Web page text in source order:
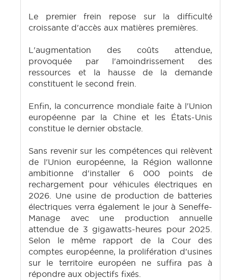
Le premier frein repose sur la difficulté
croissante d'accès aux matières premières.
L'augmentation des coûts attendue,
provoquée par l'amoindrissement des
ressources et la hausse de la demande
constituent le second frein.
Enfin, la concurrence mondiale faite à l'Union
européenne par la Chine et les États-Unis
constitue le dernier obstacle.
Sans revenir sur les compétences qui relèvent
de l'Union européenne, la Région wallonne
ambitionne d'installer 6 000 points de
rechargement pour véhicules électriques en
2026. Une usine de production de batteries
électriques verra également le jour à Seneffe-
Manage avec une production annuelle
attendue de 3 gigawatts-heures pour 2025.
Selon le même rapport de la Cour des
comptes européenne, la prolifération d'usines
sur le territoire européen ne suffira pas à
répondre aux objectifs fixés.